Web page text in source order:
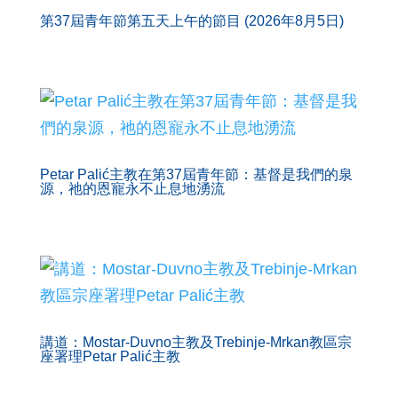
第37屆青年節第五天上午的節目 (2026年8月5日)
Petar Palić主教在第37屆青年節：基督是我們的泉
源，祂的恩寵永不止息地湧流
講道：Mostar-Duvno主教及Trebinje-Mrkan教區宗
座署理Petar Palić主教